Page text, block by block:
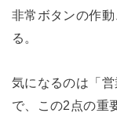
非常ボタンの作
る。
気になるのは「
で、この2点の重